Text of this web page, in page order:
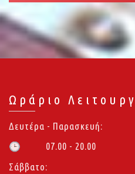
Ωράριο
Δευτέρα - Παρασκευή:
🕒 07.00 - 20.00
Σάββατο: